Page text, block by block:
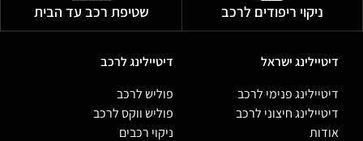
ניקוי ריפודים לרכב שטיפת רכב עד הבית
דיטיילינג ישראל
דיטיילינג פנימי לרכב
דיטיילינג חיצוני לרכב
אודות
דיטיילינג לרכב
פוליש לרכב
פוליש ווקס לרכב
ניקוי רכבים